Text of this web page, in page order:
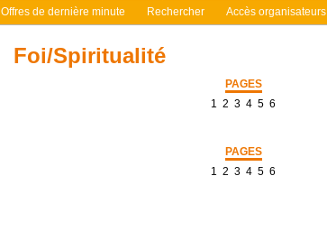
Offres de dernière minute Rechercher Accès organisateurs
Foi/Spiritualité
PAGES
1 2 3 4 5 6
PAGES
1 2 3 4 5 6